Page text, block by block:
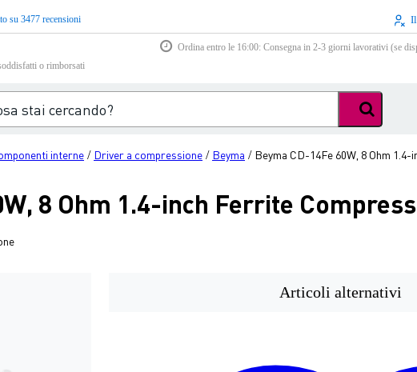
su 3477 recensioni
Ordina entro le 16:00: Consegna in 2-3 giorni lavorativi (se
o rimborsati
interne / Driver a compressione / Beyma / Beyma CD-14Fe 60W, 8 Ohm
8 Ohm 1.4-inch Ferrite
Articoli alternativi